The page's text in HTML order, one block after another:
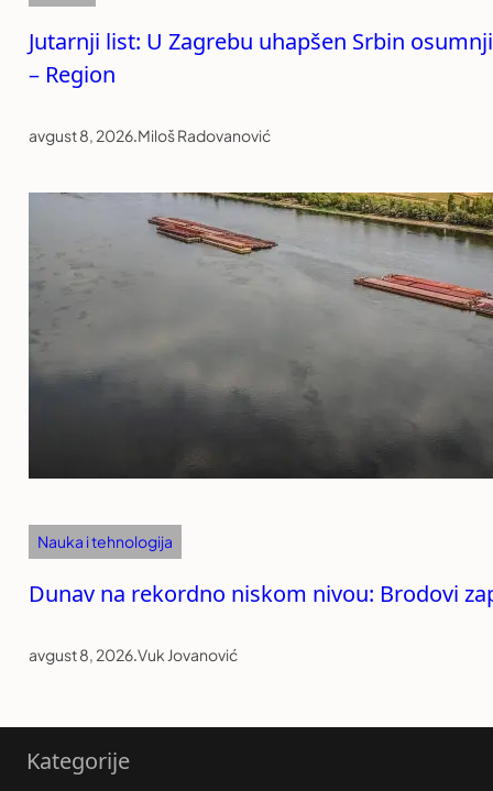
Jutarnji list: U Zagrebu uhapšen Srbin
– Region
avgust 8, 2026.Miloš Radovanović
Nauka i tehnologija
Dunav na rekordno niskom nivou: Brodovi
avgust 8, 2026.Vuk Jovanović
Kategorije